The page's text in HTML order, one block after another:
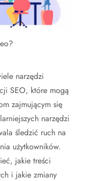
narzędzi
SEO, które mogą
zajmującym się
narzędzi
śledzić ruch na
użytkowników.
jakie treści
i jakie zmiany